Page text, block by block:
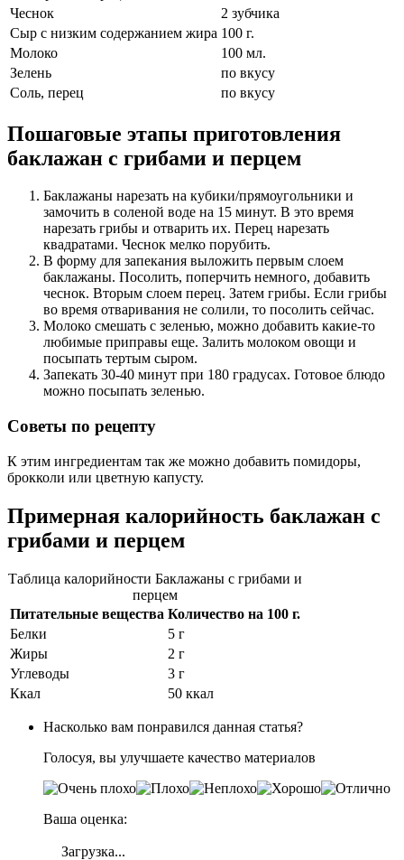
Чеснок
2 зубчика
Сыр с низким содержанием жира 100 г.
Молоко
100 мл.
Зелень
по вкусу
Соль, перец
по вкусу
Пошаговые этапы приготовления
баклажан с грибами и перцем
Баклажаны нарезать на кубики/прямоугольники и
замочить в соленой воде на 15 минут. В это время
нарезать грибы и отварить их. Перец нарезать
квадратами. Чеснок мелко порубить.
В форму для запекания выложить первым слоем
баклажаны. Посолить, поперчить немного, добавить
чеснок. Вторым слоем перец. Затем грибы. Если грибы
во время отваривания не солили, то посолить сейчас.
Молоко смешать с зеленью, можно добавить какие-то
любимые приправы еще. Залить молоком овощи и
посыпать тертым сыром.
Запекать 30-40 минут при 180 градусах. Готовое блюдо
можно посыпать зеленью.
Советы по рецепту
К этим ингредиентам так же можно добавить помидоры,
брокколи или цветную капусту.
Примерная калорийность баклажан с
грибами и перцем
Таблица калорийности Баклажаны с грибами и
перцем
Питательные вещества Количество на 100 г.
Ккал 50 ккал
Белки
5 г
Жиры
2 г
Углеводы
3 г
Насколько вам понравился данная статья?
Голосуя, вы улучшаете качество материалов
Ваша оценка:
Загрузка...